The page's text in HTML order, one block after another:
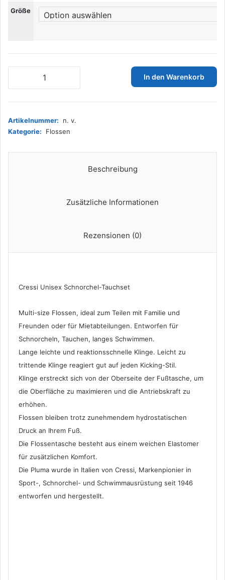
Größe
-
Flossen
zum
In den Warenkorb
Artikelnummer:
n. v.
Kategorie:
Flossen
Beschreibung
Zusätzliche Informationen
Rezensionen (0)
Cressi Unisex Schnorchel-Tauchset
Multi-size Flossen, ideal zum Teilen mit Familie und
Freunden oder für Mietabteilungen. Entworfen für
Schnorcheln, Tauchen, langes Schwimmen.
Lange leichte und reaktionsschnelle Klinge. Leicht zu
trittende Klinge reagiert gut auf jeden Kicking-Stil.
Klinge erstreckt sich von der Oberseite der Fußtasche, um
die Oberfläche zu maximieren und die Antriebskraft zu
erhöhen.
Flossen bleiben trotz zunehmendem hydrostatischen
Druck an Ihrem Fuß.
Die Flossentasche besteht aus einem weichen Elastomer
für zusätzlichen Komfort.
Die Pluma wurde in Italien von Cressi, Markenpionier in
Sport-, Schnorchel- und Schwimmausrüstung seit 1946
entworfen und hergestellt.